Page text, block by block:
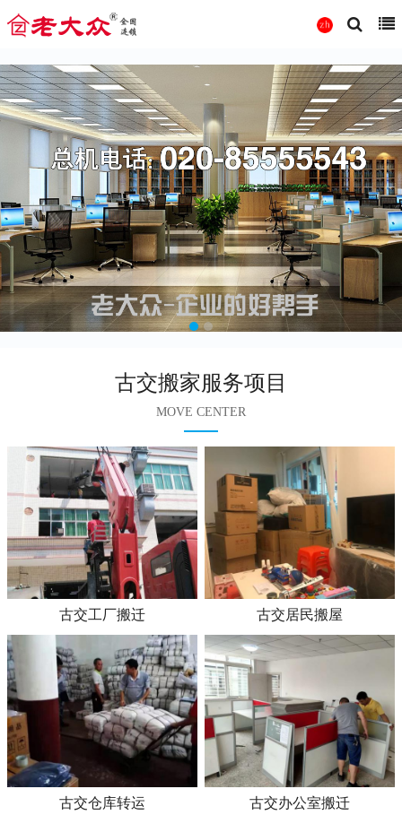
古交搬家服务项目
MOVE CENTER
古交工厂搬迁 古交居民搬屋
古交仓库转运 古交办公室搬迁